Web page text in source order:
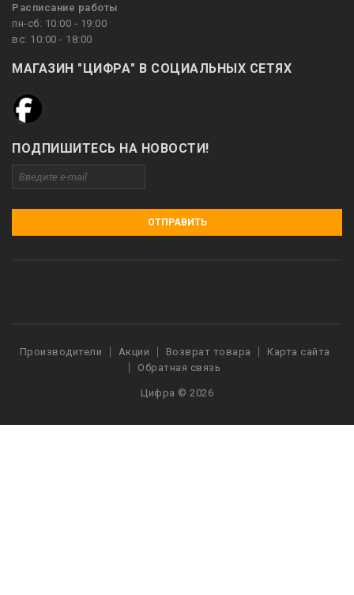
Расписание работы
пн-сб: 10:00 - 19:00
вс: 10:00 - 18:00
МАГАЗИН "ЦИФРА" В СОЦИАЛЬНЫХ СЕТЯХ
ПОДПИШИТЕСЬ НА НОВОСТИ!
ОТПРАВИТЬ
Производители Акции Возврат товара
Карта сайта
Обратная связь
Цифра © 2026